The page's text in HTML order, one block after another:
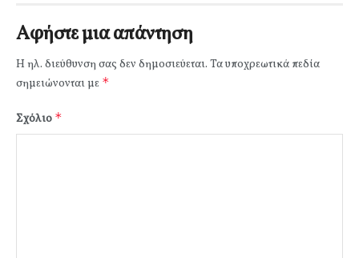
Αφήστε μια απάντηση
Η ηλ. διεύθυνση σας δεν δημοσιεύεται. Τα υποχρεωτικά πεδία
σημειώνονται με *
Σχόλιο *